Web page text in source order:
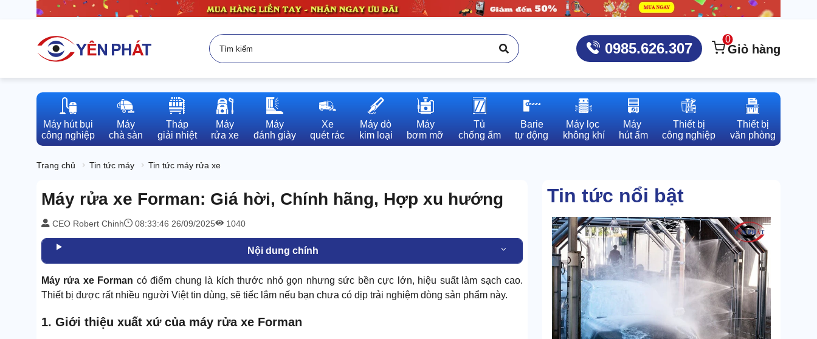
0985.626.307
0
Giỏ hàng
Máy hút bụi
công nghiệp
Máy
chà sàn
Tháp
giải nhiệt
Máy
rửa xe
Máy
đánh giày
Xe
quét rác
Máy dò
kim loại
Máy
bơm mỡ
Tủ
chống ẩm
Barie
tự động
Máy lọc
không khí
Máy
hút ẩm
Thiết bị
công nghiệp
Thiết bị
văn phòng
Trang chủ Tin tức máy Tin tức máy rửa xe
Máy rửa xe Forman: Giá hời, Chính hãng, Hợp xu hướng
CEO Robert Chinh 08:33:46 26/09/2025 1040
Nội dung chính
Máy rửa xe Forman có điểm chung là kích thước nhỏ gọn nhưng sức bền cực lớn, hiệu suất làm sạch cao.
Thiết bị được rất nhiều người Việt tin dùng, sẽ tiếc lắm nếu bạn chưa có dịp trải nghiệm dòng sản phẩm này.
1. Giới thiệu xuất xứ của máy rửa xe Forman
Tin tức nổi bật